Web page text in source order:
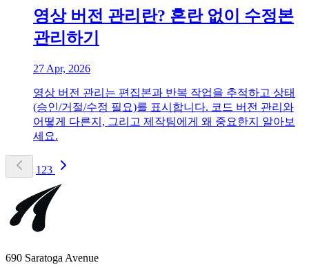
영상 버전 관리란? 혼란 없이 수정본
관리하기
27 Apr, 2026
영상 버전 관리는 편집본과 반복 작업을 추적하고 상태
(승인/거절/수정 필요)를 표시합니다. 코드 버전 관리와
어떻게 다른지, 그리고 제작팀에게 왜 중요한지 알아보
세요.
1 23
690 Saratoga Avenue